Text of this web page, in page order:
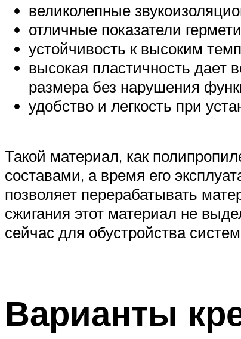
великолепные
отличные показатели
устойчивость к высоким
высокая пластичность дает
размера без нарушения
удобство и легкость при
Такой материал, как
составами, а время его
позволяет перерабатывать
сжигания этот материал не
сейчас для обустройства
Варианты